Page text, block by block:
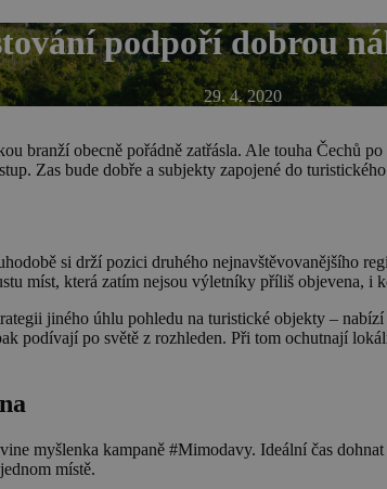
podpoří dobrou
29. 4. 2020
branží obecně pořádně zatřásla. Ale touha Čechů
Zas bude dobře a subjekty zapojené do
si drží pozici druhého nejnavštěvovanějšího
míst, která zatím nejsou výletníky příliš objevena, i
jiného úhlu pohledu na turistické objekty – nabízí
podívají po světě z rozhleden. Při tom ochutnají
myšlenka kampaně #Mimodavy. Ideální čas
místě.